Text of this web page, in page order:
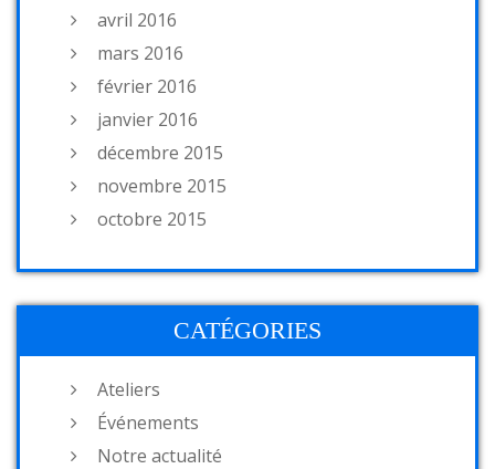
avril 2016
mars 2016
février 2016
janvier 2016
décembre 2015
novembre 2015
octobre 2015
CATÉGORIES
Ateliers
Événements
Notre actualité